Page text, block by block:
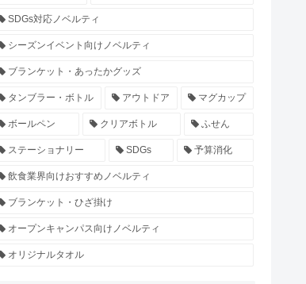
SDGs対応ノベルティ
シーズンイベント向けノベルティ
ブランケット・あったかグッズ
タンブラー・ボトル アウトドア マグカップ
ボールペン クリアボトル ふせん
ステーショナリー SDGs 予算消化
飲食業界向けおすすめノベルティ
ブランケット・ひざ掛け
オープンキャンパス向けノベルティ
オリジナルタオル